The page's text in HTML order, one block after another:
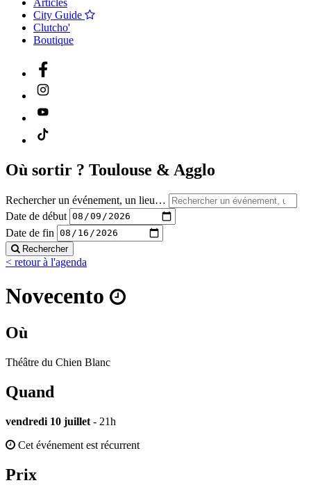
City Guide
Clutcho'
Boutique
Où sortir ? Toulouse & Agglo
Rechercher un événement, un lieu…
Date de début
Date de fin
Rechercher
< retour à l'agenda
Novecento
Où
Théâtre du Chien Blanc
Quand
vendredi 10 juillet - 21h
Cet événement est récurrent
Prix